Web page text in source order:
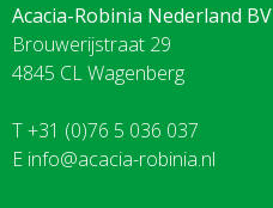
Acacia-Robinia Nederland BV
Brouwerijstraat 29
4845 CL Wagenberg
T +31 (0)76 5 036 037
E info@acacia-robinia.nl